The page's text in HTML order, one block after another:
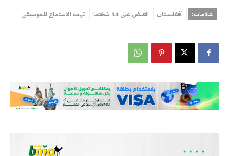
علامات: أفغانستان القبض على 14 شخصا تهمة الاستماع للموسيقى